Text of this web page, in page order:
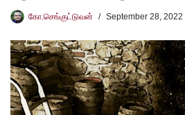
கோ.செங்குட்டுவன் September 28, 2022